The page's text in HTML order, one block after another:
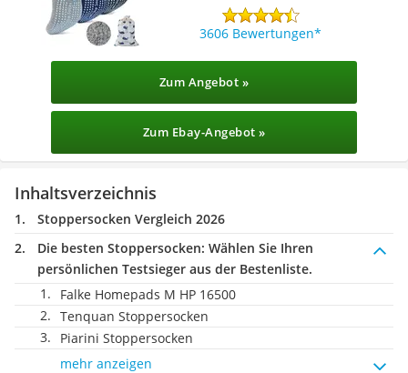
3606 Bewertungen
Zum Angebot »
Zum Ebay-Angebot »
Inhaltsverzeichnis
Stoppersocken Vergleich 2026
Die besten Stoppersocken: Wählen Sie Ihren
persönlichen Testsieger aus der Bestenliste.
Falke Homepads M HP 16500
Tenquan Stoppersocken
Piarini Stoppersocken
mehr anzeigen